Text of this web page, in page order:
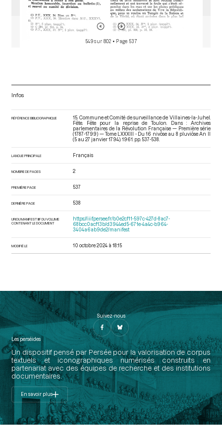
549 sur 802 • Page 537
Infos
RÉFÉRENCE BIBLIOGRAPHIQUE
15. Commune et Comité de surveillance de Villaines-la-Juhel.
Fête. Fête pour la reprise de Toulon. Dans : Archives
parlementaires de la Révolution Française — Première série
(1787-1799) — Tome LXXXIII - Du 16 nivôse au 8 pluviôse An II
(5 au 27 janvier 1794) . 1961. pp. 537-538.
LANGUE PRINCIPALE Français
NOMBRE DE PAGES 2
PREMIÈRE PAGE 537
DERNIÈRE PAGE 538
URI DU MANIFEST IIIF DU VOLUME
CONTENANT LE DOCUMENT
https://iiif.persee.fr/b0e2cf11-597c-427d-8ac7-
68bcc0acf13b/d3944ed5-671e-4a4c-b964-
3404a6ab9de2/manifest
MODIFIÉ LE 10 octobre 2024 à 18:15
Suivez-nous
Les perséides
Un dispositif pensé par Persée pour la valorisation de corpus
textuels et iconographiques numérisés construits en
partenariat avec des équipes de recherche et des institutions
documentaires.
En savoir plus